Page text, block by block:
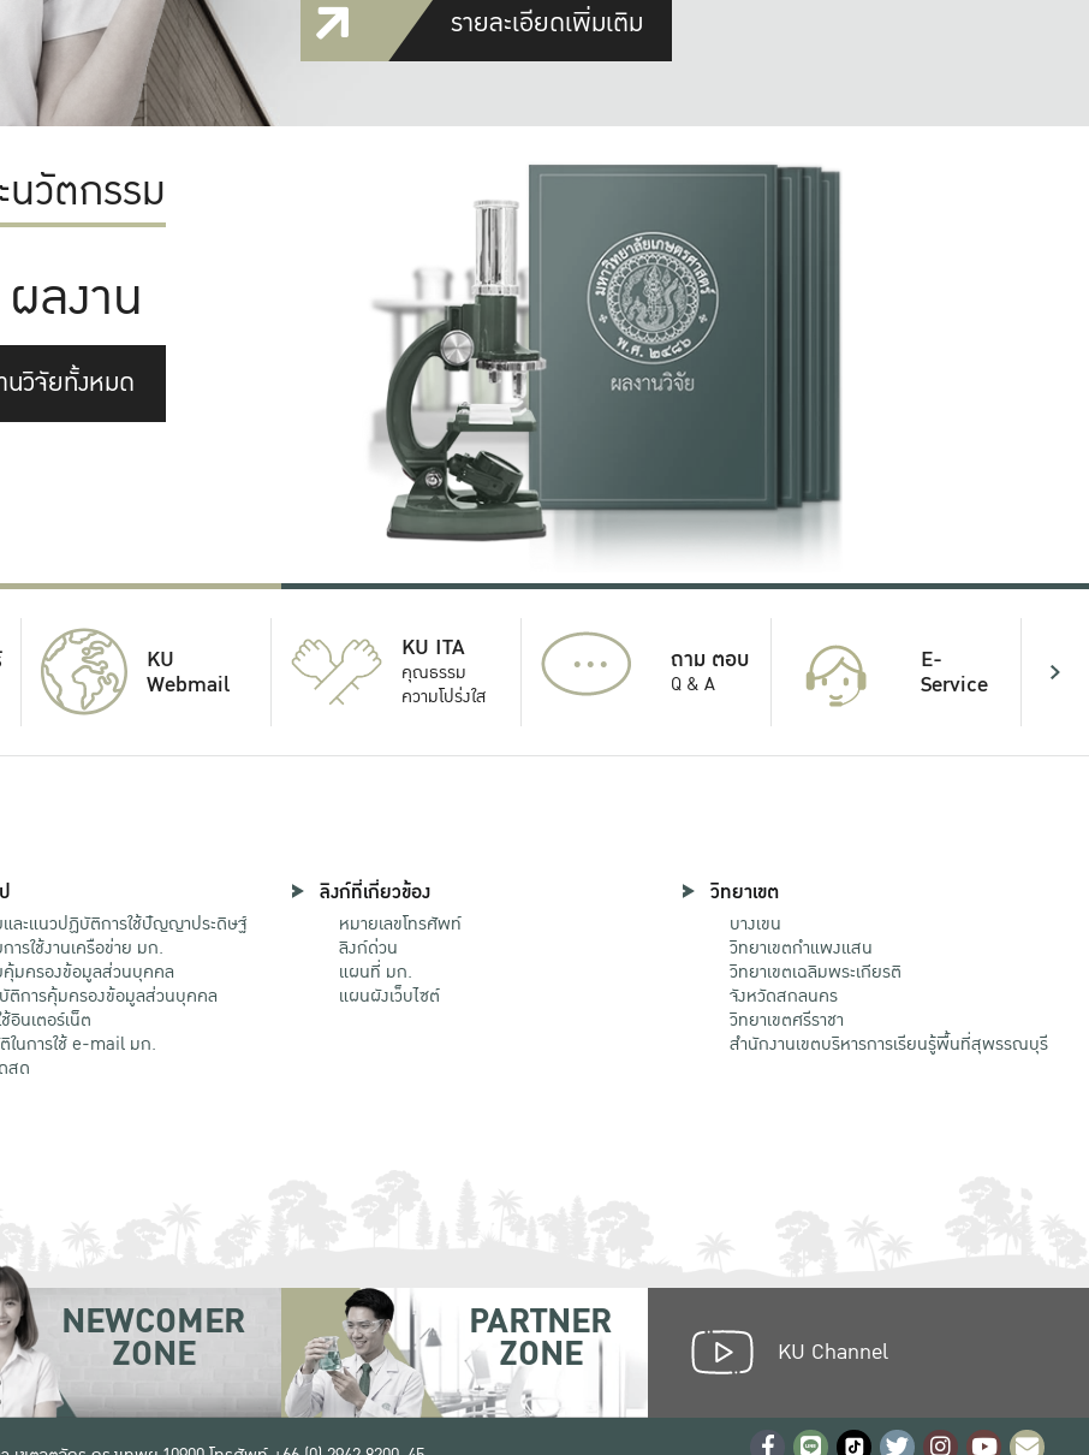
รายละเอียดเพิ่มเติม
นวัตกรรม
ผลงาน
นวิจัยทั้งหมด
KU
Webmail
KU ITA
คุณธรรม
ความโปร่งใส
... ถาม ตอบ
Q & A
E-
Service
และแนวปฏิบัติการใช้ปัญญาประดิษฐ์
ารใช้งานเครือข่าย มก.
คุ้มครองข้อมูลส่วนบุคคล
ติการคุ้มครองข้อมูลส่วนบุคคล
ช้อินเตอร์เน็ต
ในการใช้ e-mail มก.
สด
ลิงก์ที่เกี่ยวข้อง
หมายเลขโทรศัพท์
ลิงก์ด่วน
แผนที่ มก.
แผนผังเว็บไซต์
วิทยาเขต
บางเขน
วิทยาเขตกําแพงแสน
วิทยาเขตเฉลิมพระเกียรติ
จังหวัดสกลนคร
วิทยาเขตศรีราชา
สำนักงานเขตบริหารการเรียนรู้พื้นที่สุพรรณบุรี
NEWCOMER
ZONE
PARTNER
ZONE KU Channel